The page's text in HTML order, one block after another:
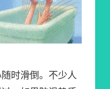
时滑倒。不少人